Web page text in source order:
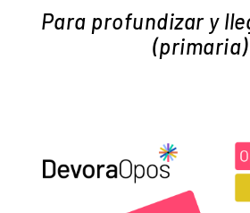
Para profundizar y
(primaria)